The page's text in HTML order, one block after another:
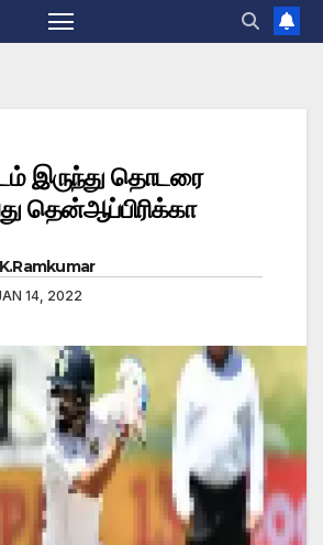
இருந்து தொடரை
தென்ஆப்பிரிக்கா
K.Ramkumar
14, 2022